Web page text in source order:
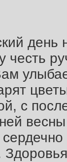
день
честь
с
весны